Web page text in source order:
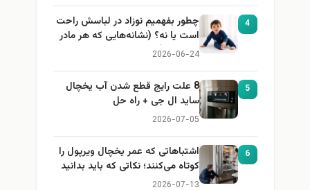
4
چطور بفهمیم نوزاد در لباسش راحت
است یا نه؟ (نشانه‌هایی که هر مادر
باید بداند)
2026-06-24
5
8 علت رایج قطع شدن آب یخچال
ساید ال جی + راه حل
2026-07-05
6
اشتباهاتی که عمر یخچال ویرپول را
کوتاه می‌کنند؛ نکاتی که باید بدانید
2026-07-13